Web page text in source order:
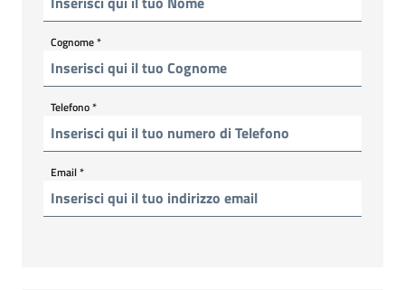
Cognome*
Telefono*
Email*